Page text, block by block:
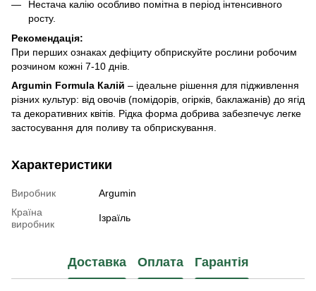
Нестача калію особливо помітна в період інтенсивного
росту.
Рекомендація:
При перших ознаках дефіциту обприскуйте рослини робочим
розчином кожні 7-10 днів.
Argumin Formula Калій – ідеальне рішення для підживлення
різних культур: від овочів (помідорів, огірків, баклажанів) до ягід
та декоративних квітів. Рідка форма добрива забезпечує легке
застосування для поливу та обприскування.
Характеристики
Виробник
Argumin
Країна
виробник
Ізраїль
Доставка Оплата Гарантія